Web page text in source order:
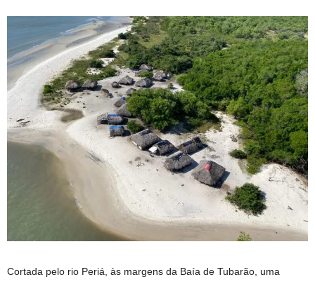
Cortada pelo rio Periá, às margens da Baía de Tubarão, uma